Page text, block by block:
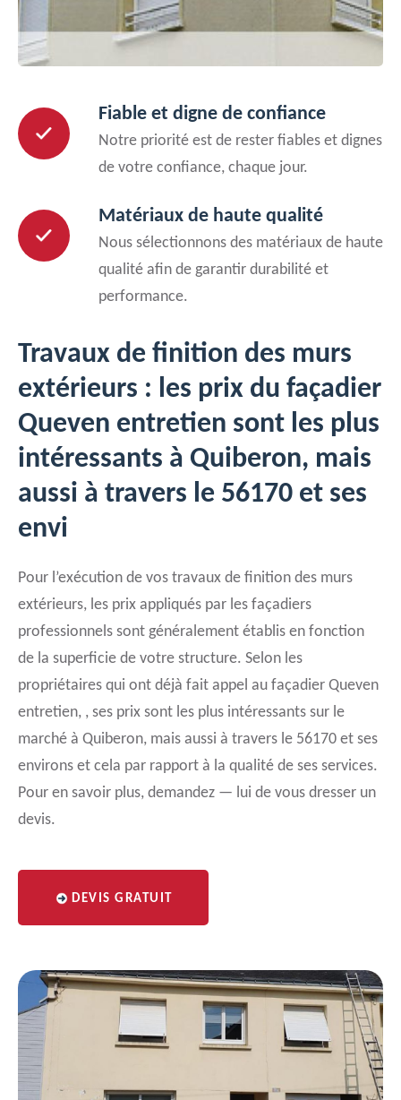
Fiable et digne de confiance
Notre priorité est de rester fiables et dignes
de votre confiance, chaque jour.
Matériaux de haute qualité
Nous sélectionnons des matériaux de haute
qualité afin de garantir durabilité et
performance.
Travaux de finition des murs
extérieurs : les prix du façadier
Queven entretien sont les plus
intéressants à Quiberon, mais
aussi à travers le 56170 et ses
envi
Pour l’exécution de vos travaux de finition des murs
extérieurs, les prix appliqués par les façadiers
professionnels sont généralement établis en fonction
de la superficie de votre structure. Selon les
propriétaires qui ont déjà fait appel au façadier Queven
entretien, , ses prix sont les plus intéressants sur le
marché à Quiberon, mais aussi à travers le 56170 et ses
environs et cela par rapport à la qualité de ses services.
Pour en savoir plus, demandez — lui de vous dresser un
devis.
DEVIS GRATUIT